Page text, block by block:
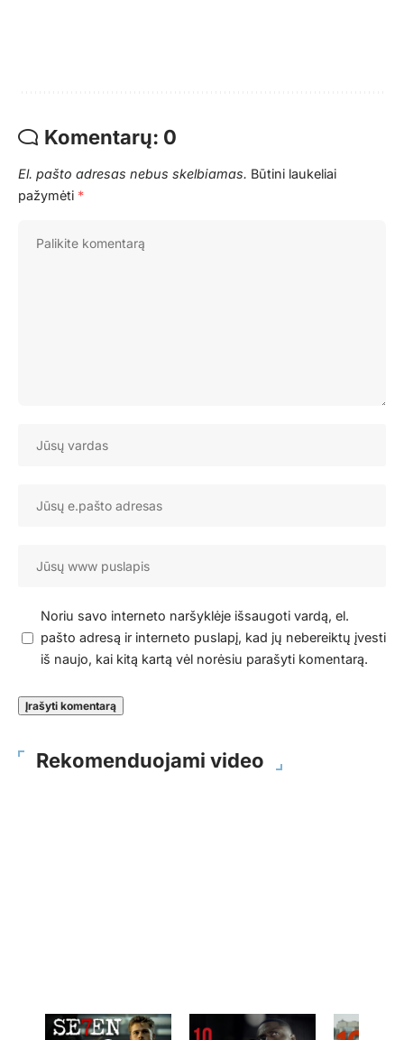
Komentarų: 0
El. pašto adresas nebus skelbiamas. Būtini laukeliai
pažymėti *
Noriu savo interneto naršyklėje išsaugoti vardą, el.
pašto adresą ir interneto puslapį, kad jų nebereiktų įvesti
iš naujo, kai kitą kartą vėl norėsiu parašyti komentarą.
Rekomenduojami video